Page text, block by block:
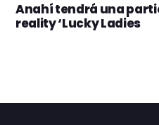
Anahí tendrá una
reality ‘Lucky Ladies